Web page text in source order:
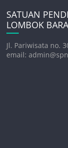
SATUAN
LOMBOK
Jl. Pariwisata no.
email: